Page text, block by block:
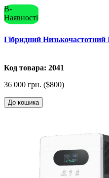
В-
Наявності
Гібридний
Код товара: 2041
36 000 грн. ($800)
До кошика